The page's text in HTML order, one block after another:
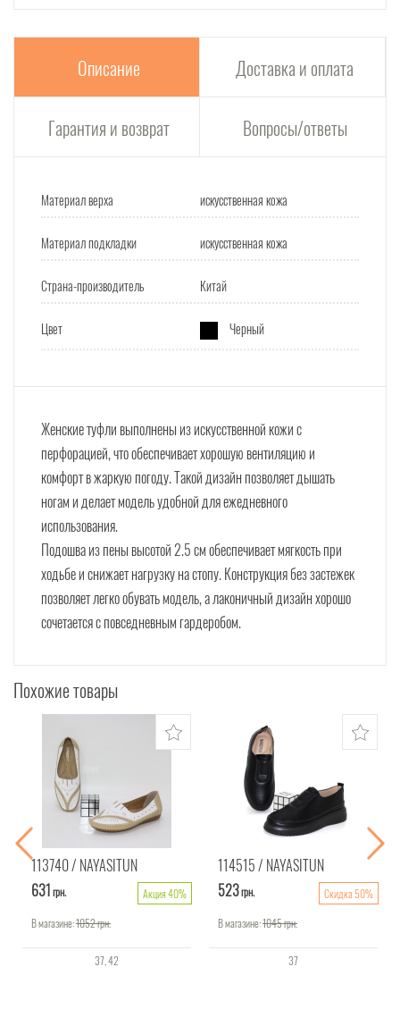
Описание Доставка и оплата
Гарантия и возврат Вопросы/ответы
Материал верха искусственная кожа
Материал подкладки искусственная кожа
Страна-производитель Китай
Цвет Черный
Женские туфли выполнены из искусственной кожи с
перфорацией, что обеспечивает хорошую вентиляцию и
комфорт в жаркую погоду. Такой дизайн позволяет дышать
ногам и делает модель удобной для ежедневного
использования.
Подошва из пены высотой 2.5 см обеспечивает мягкость при
ходьбе и снижает нагрузку на стопу. Конструкция без застежек
позволяет легко обувать модель, а лаконичный дизайн хорошо
сочетается с повседневным гардеробом.
Похожие товары
113740 NAYASITUN
631грн.
Акция 40%
В магазине:1052грн.
37 42
114515 NAYASITUN
523грн.
Скидка 50%
В магазине:1045грн.
37